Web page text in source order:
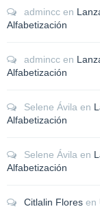
admincc en
Alfabetización
admincc en
Alfabetización
Selene Ávila en
Alfabetización
Selene Ávila en
Alfabetización
Citlalin Flores en